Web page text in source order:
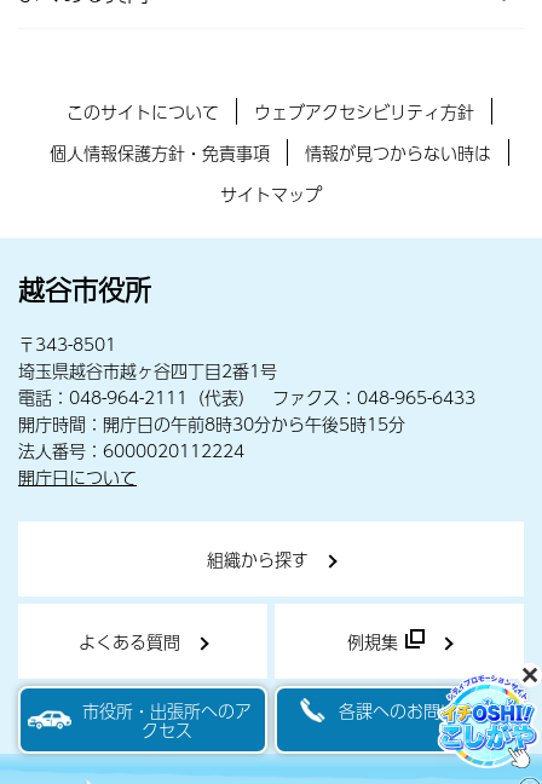
このサイトについて
ウェブアクセシビリティ方針
個人情報保護方針・免責事項
情報が見つからない時は
サイトマップ
越谷市役所
〒343-8501
埼玉県越谷市越ヶ谷四丁目2番1号
電話：048-964-2111（代表） ファクス：048-965-6433
開庁時間：開庁日の午前8時30分から午後5時15分
法人番号：6000020112224
開庁日について
組織から探す
よくある質問 例規集
市役所・出張所へのア
クセス
各課へのお問い合わせ